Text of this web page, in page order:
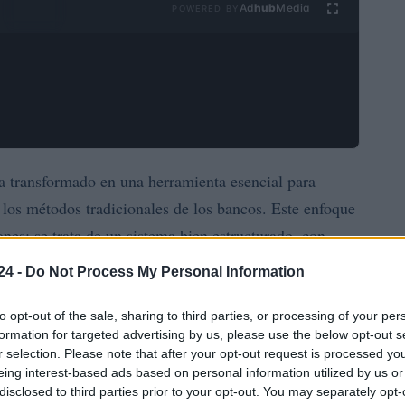
- Do Not Process My Personal Information
opt-out of the sale, sharing to third parties, or processing of your
for targeted advertising by us, please use the below opt-out
selection. Please note that after your opt-out request is processed
interest-based ads based on personal information utilized by us
to third parties prior to your opt-out. You may separately
Ad hubMedia
transformado en una herramienta esencial para
métodos tradicionales de los bancos. Este enfoque
se trata de un sistema bien estructurado, con
diversas modalidades de retorno. Estas pueden
inversiones que implican acciones, préstamos o
popularidad, sino que también cuenta con un
en un entorno que combina cultura,